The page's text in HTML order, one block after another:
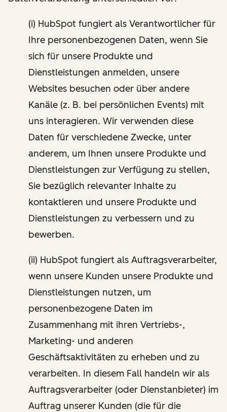
(i) HubSpot fungiert als Verantwortlicher für
Ihre personenbezogenen Daten, wenn Sie
sich für unsere Produkte und
Dienstleistungen anmelden, unsere
Websites besuchen oder über andere
Kanäle (z. B. bei persönlichen Events) mit
uns interagieren. Wir verwenden diese
Daten für verschiedene Zwecke, unter
anderem, um Ihnen unsere Produkte und
Dienstleistungen zur Verfügung zu stellen,
Sie bezüglich relevanter Inhalte zu
kontaktieren und unsere Produkte und
Dienstleistungen zu verbessern und zu
bewerben.
(ii) HubSpot fungiert als Auftragsverarbeiter,
wenn unsere Kunden unsere Produkte und
Dienstleistungen nutzen, um
personenbezogene Daten im
Zusammenhang mit ihren Vertriebs-,
Marketing- und anderen
Geschäftsaktivitäten zu erheben und zu
verarbeiten. In diesem Fall handeln wir als
Auftragsverarbeiter (oder Dienstanbieter) im
Auftrag unserer Kunden (die für die